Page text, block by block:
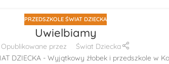
PRZEDSZKOLE ŚWIAT DZIECKA
Uwielbiamy
Opublikowane przez
Świat Dziecka
DZIECKA - Wyjątkowy żłobek i przedszkole w